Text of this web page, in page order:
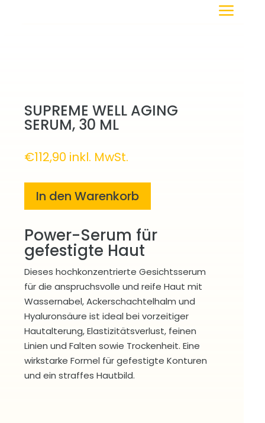
a
SUPREME WELL AGING
SERUM, 30 ML
€112,90 inkl. MwSt.
In den Warenkorb
Power-Serum für
gefestigte Haut
Dieses hochkonzentrierte Gesichtsserum
für die anspruchsvolle und reife Haut mit
Wassernabel, Ackerschachtelhalm und
Hyaluronsäure ist ideal bei vorzeitiger
Hautalterung, Elastizitätsverlust, feinen
Linien und Falten sowie Trockenheit. Eine
wirkstarke Formel für gefestigte Konturen
und ein straffes Hautbild.